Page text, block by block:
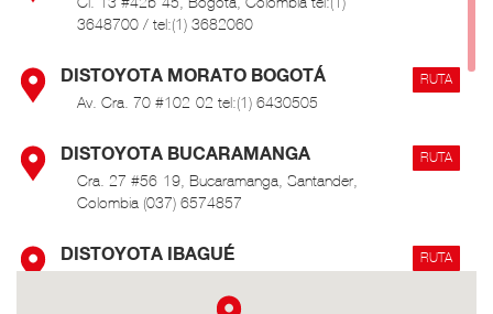
3648700 / tel:(1) 3682060
DISTOYOTA MORATO BOGOTÁ
Av. Cra. 70 #102-02 tel:(1) 6430505
RUTA
DISTOYOTA BUCARAMANGA
Cra. 27 #56-19, Bucaramanga, Santander,
Colombia (037) 6574857
RUTA
DISTOYOTA IBAGUÉ
276 0000 / 3116810521
RUTA